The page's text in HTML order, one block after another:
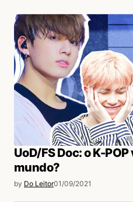
UoD/FS Doc: o K-
mundo?
by Do Leitor01/09/2021